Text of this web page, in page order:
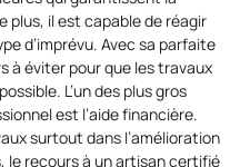
plus, il est capable de réagir
d’imprévu. Avec sa parfaite
à éviter pour que les travaux
L’un des plus gros
est l’aide financière.
surtout dans l’amélioration
le recours à un artisan certifié